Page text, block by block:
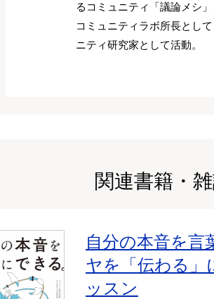
るコミュニティ「議論メシ
コミュニティラボ所長とし
ニティ研究家として活動。
関連書籍・
自分の本音を言
ヤを「伝わる」
ッスン